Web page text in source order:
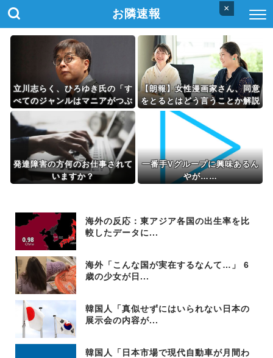
×
お隣速報
立川志らく、ひろゆき氏の「す
べてのジャンルはマニアがつぶ
す」に完全同意「そういう連中
が落語をつぶす」
【朗報】女性漫画家さん、同意
をとるとはどう言うことか解説
してくれる
発達障害の方何のお仕事されて
いますか？
一番手Vグループに興味あるん
やが……
海外の反応：東アジア各国の出生率を比
較したデータに...
海外「こんな国が実在するなんて…」 6
歳の少女が日...
韓国人「真似せずにはいられない日本の
展示会の内容が...
韓国人「日本市場で現代自動車が月間わ